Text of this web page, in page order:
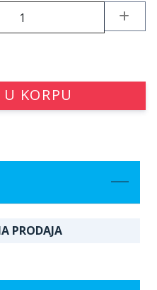
KORPU
PRODAJA